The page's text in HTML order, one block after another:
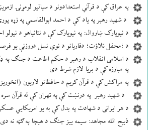
په عراق کې د قرآني استعدادونو د سیالیو لومړنۍ
د شهید رهبر په یاد کې د احمد ابوالقاسمي په زړه
د نیویارک ښاروال: په نیویارک کې د نتانیاهو د نیولو
د ؛محفل تلاؤت؛ دقاریانو د نوي نسل دروزنې یو
د اسلامی انقلاب د رهبر د حکم اطاعت د جنګ په
په مبارزه کې د بریا لازم شرط دی
په مراکش کې د قرآن کریم د حافظانو لاریون
د شهید رهبر په درنښت کې په تهران کې له قرآن
د هر ایرانی د شهادت په بدل کې به یو امریکایي
ذبیح الله مجاهد: سیمه ییز جنګ د هیچا په ګټه نه دی